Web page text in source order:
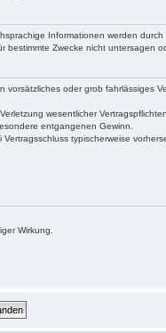
Informationen werden
Zwecke nicht untersagen
oder grob fahrlässiges
wesentlicher
entgangenen Gewinn.
typischerweise
Wirkung.